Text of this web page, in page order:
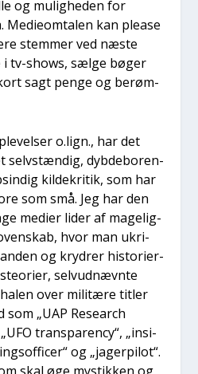
og mulig­he­den for
kan plea­se
stem­mer ved næste
i tv-shows, sæl­ge bøger
sagt pen­ge og berøm­
o.lign., har det
selv­stæn­dig, dyb­de­bo­ren­
kil­de­kri­tik, som har
som små. Jeg har den
medi­er lider af mage­lig­
hvor man ukri­
og kry­drer histo­ri­er­
sel­vud­nævn­te
over mili­tæ­re tit­ler
„UAP Research
trans­pa­ren­cy“, „insi­
og „jager­pi­lot“.